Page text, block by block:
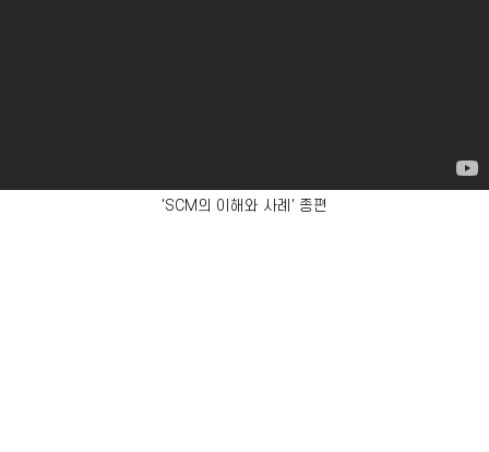
'SCM의 이해와 사례' 종편